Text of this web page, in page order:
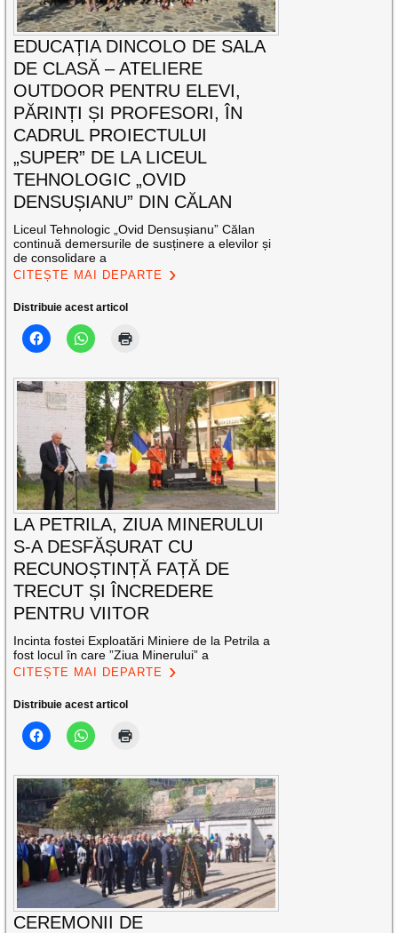
EDUCAȚIA DINCOLO DE SALA
DE CLASĂ – ATELIERE
OUTDOOR PENTRU ELEVI,
PĂRINȚI ȘI PROFESORI, ÎN
CADRUL PROIECTULUI
„SUPER” DE LA LICEUL
TEHNOLOGIC „OVID
DENSUȘIANU” DIN CĂLAN
Liceul Tehnologic „Ovid Densușianu” Călan
continuă demersurile de susținere a elevilor și
de consolidare a
CITEȘTE MAI DEPARTE
Distribuie acest articol
LA PETRILA, ZIUA MINERULUI
S-A DESFĂȘURAT CU
RECUNOȘTINȚĂ FAȚĂ DE
TRECUT ȘI ÎNCREDERE
PENTRU VIITOR
Incinta fostei Exploatări Miniere de la Petrila a
fost locul în care ”Ziua Minerului” a
CITEȘTE MAI DEPARTE
Distribuie acest articol
CEREMONII DE